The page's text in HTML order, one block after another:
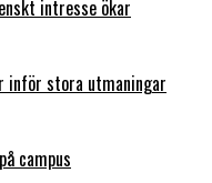
intresse ökar
inför stora utmaningar
campus